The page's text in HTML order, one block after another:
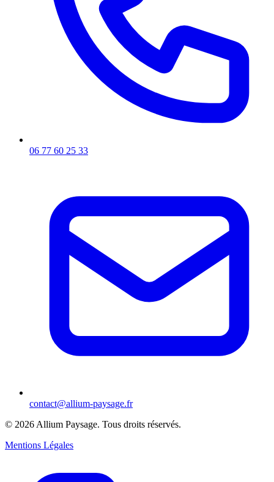
06 77 60 25 33
contact@allium-paysage.fr
© 2026 Allium Paysage. Tous droits réservés.
Mentions Légales